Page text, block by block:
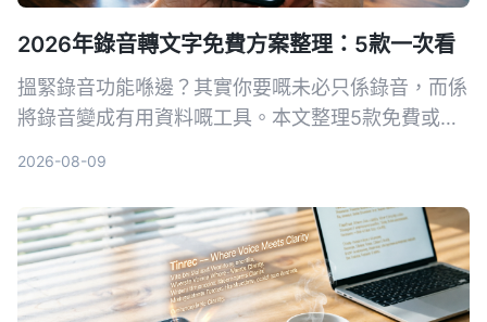
2026年錄音轉文字免費方案整理：5款一次看
搵緊錄音功能喺邊？其實你要嘅未必只係錄音，而係
將錄音變成有用資料嘅工具。本文整理5款免費或含
2026-08-09